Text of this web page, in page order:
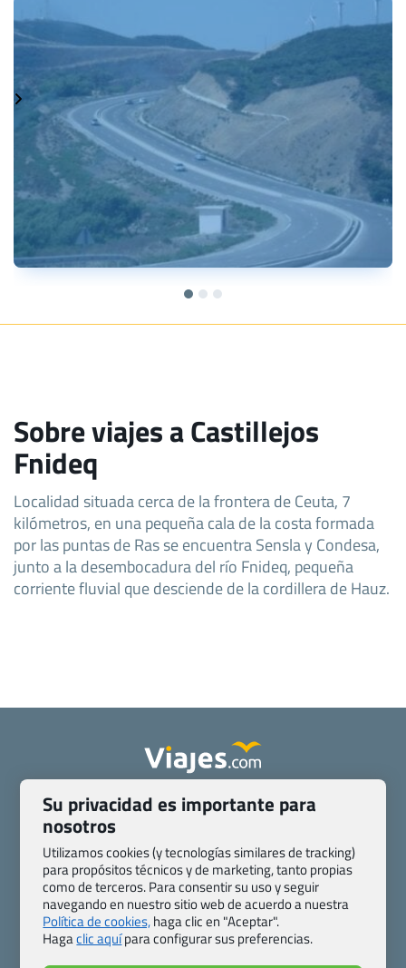
Sobre viajes a Castillejos
Fnideq
Localidad situada cerca de la frontera de Ceuta, 7
kilómetros, en una pequeña cala de la costa formada
por las puntas de Ras se encuentra Sensla y Condesa,
junto a la desembocadura del río Fnideq, pequeña
corriente fluvial que desciende de la cordillera de Hauz.
Quienes somos
Contacto
Pasaporte, Visado, Salud y otras disposiciones específicas
Blog de Viajes.com
Registro de agencias
Preguntas frecuentes
Condiciones generales
Política de privacidad y cookies
Transparencia
Todas las páginas – sitemap
Viajes.com
Su privacidad es importante para
nosotros
Utilizamos cookies (y tecnologías similares de tracking)
para propósitos técnicos y de marketing, tanto propias
como de terceros. Para consentir su uso y seguir
navegando en nuestro sitio web de acuerdo a nuestra
Política de cookies,haga clic en "Aceptar".
Hagaclic aquípara configurar sus preferencias.